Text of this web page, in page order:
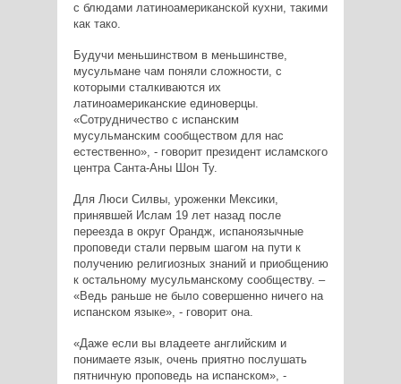
с блюдами латиноамериканской кухни, такими
как тако.
Будучи меньшинством в меньшинстве,
мусульмане чам поняли сложности, с
которыми сталкиваются их
латиноамериканские единоверцы.
«Сотрудничество с испанским
мусульманским сообществом для нас
естественно», - говорит президент исламского
центра Санта-Аны Шон Ту.
Для Люси Силвы, уроженки Мексики,
принявшей Ислам 19 лет назад после
переезда в округ Орандж, испаноязычные
проповеди стали первым шагом на пути к
получению религиозных знаний и приобщению
к остальному мусульманскому сообществу. –
«Ведь раньше не было совершенно ничего на
испанском языке», - говорит она.
«Даже если вы владеете английским и
понимаете язык, очень приятно послушать
пятничную проповедь на испанском», -